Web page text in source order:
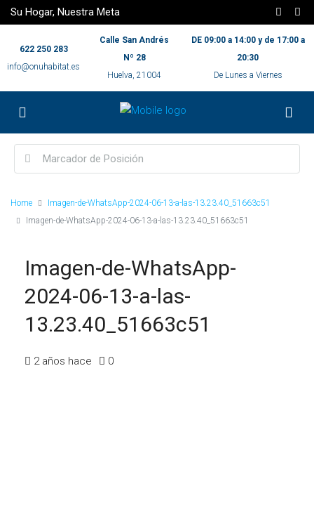
Su Hogar, Nuestra Meta
622 250 283
info@onuhabitat.es
Calle San Andrés
Nº 28
Huelva, 21004
DE 09:00 a 14:00 y de 17:00 a
20:30
De Lunes a Viernes
Home
Imagen-de-WhatsApp-2024-06-13-a-las-13.23.40_51663c51
Imagen-de-WhatsApp-2024-06-13-a-las-13.23.40_51663c51
Imagen-de-WhatsApp-
2024-06-13-a-las-
13.23.40_51663c51
2 años hace 0